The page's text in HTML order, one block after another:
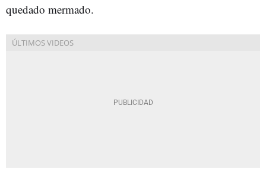
quedado mermado.